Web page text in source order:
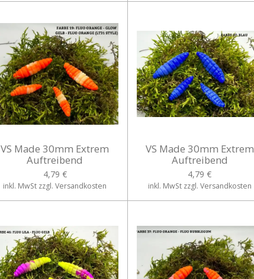
VS Made 30mm Extrem
Auftreibend
4,79 €
inkl. MwSt zzgl. Versandkosten
VS Made 30mm Extrem
Auftreibend
4,79 €
inkl. MwSt zzgl. Versandkosten